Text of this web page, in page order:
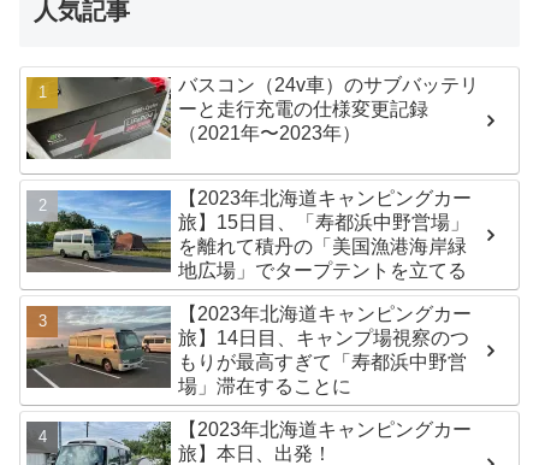
人気記事
バスコン（24v車）のサブバッテリ
ーと走行充電の仕様変更記録
（2021年〜2023年）
【2023年北海道キャンピングカー
旅】15日目、「寿都浜中野営場」
を離れて積丹の「美国漁港海岸緑
地広場」でタープテントを立てる
【2023年北海道キャンピングカー
旅】14日目、キャンプ場視察のつ
もりが最高すぎて「寿都浜中野営
場」滞在することに
【2023年北海道キャンピングカー
旅】本日、出発！